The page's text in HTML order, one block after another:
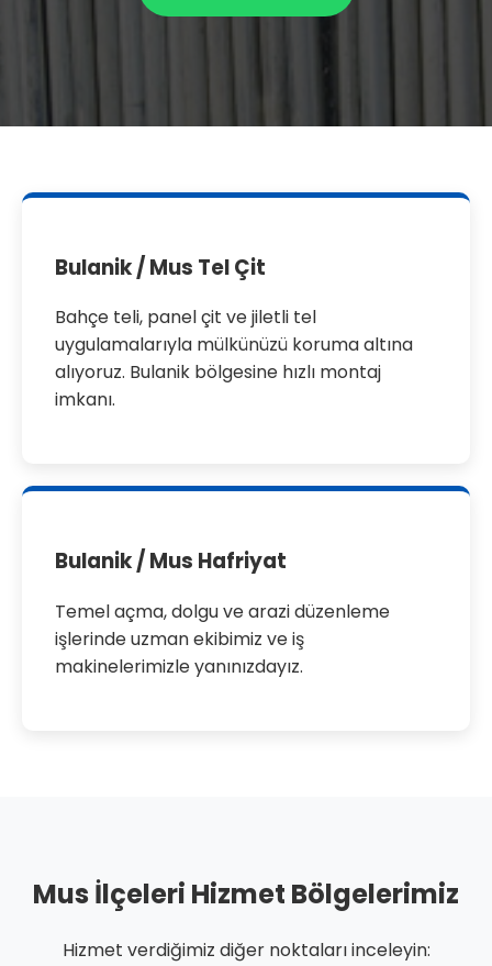
Bulanik / Mus Tel Çit
Bahçe teli, panel çit ve jiletli tel
uygulamalarıyla mülkünüzü koruma altına
alıyoruz. Bulanik bölgesine hızlı montaj
imkanı.
Bulanik / Mus Hafriyat
Temel açma, dolgu ve arazi düzenleme
işlerinde uzman ekibimiz ve iş
makinelerimizle yanınızdayız.
Mus İlçeleri Hizmet Bölgelerimiz
Hizmet verdiğimiz diğer noktaları inceleyin: